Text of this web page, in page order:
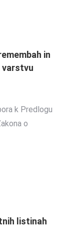
in
varstvu
k Predlogu
o
listinah